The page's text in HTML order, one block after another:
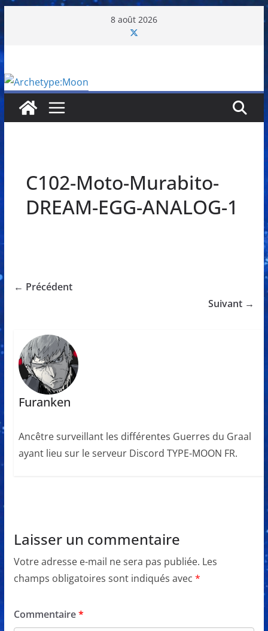
8 août 2026
C102-Moto-Murabito-
DREAM-EGG-ANALOG-1
← Précédent
Suivant →
Furanken
Ancêtre surveillant les différentes Guerres du Graal
ayant lieu sur le serveur Discord TYPE-MOON FR.
Laisser un commentaire
Votre adresse e-mail ne sera pas publiée. Les
champs obligatoires sont indiqués avec *
Commentaire*